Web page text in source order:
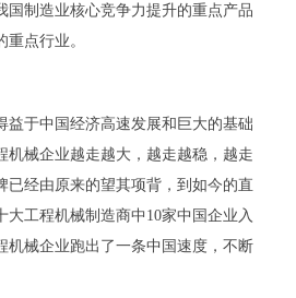
国制造业核心竞争力提升的重点产品
点行业。
益于中国经济高速发展和巨大的基础
机械企业越走越大，越走越稳，越走
已经由原来的望其项背，到如今的直
大工程机械制造商中10家中国企业入
机械企业跑出了一条中国速度，不断